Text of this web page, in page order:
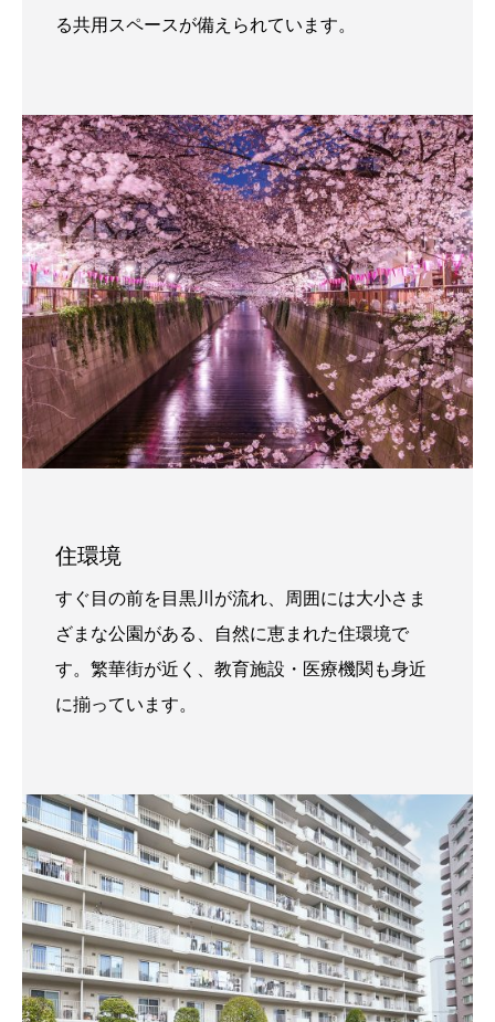
る共用スペースが備えられています。
住環境
すぐ目の前を目黒川が流れ、周囲には大小さま
ざまな公園がある、自然に恵まれた住環境で
す。繁華街が近く、教育施設・医療機関も身近
に揃っています。